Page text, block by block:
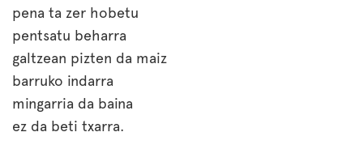
pena ta zer hobetu
pentsatu beharra
galtzean pizten da maiz
barruko indarra
mingarria da baina
ez da beti txarra.